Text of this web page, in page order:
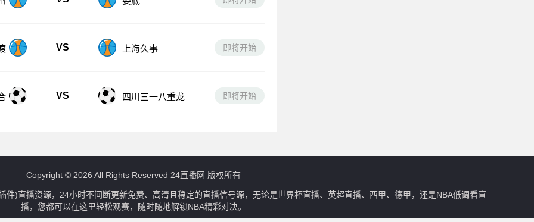
VS 上海久事 即将开始
VS 四川三一八重龙 即将开始
Copyright © 2026 All Rights Reserved 24直播网 版权所有
)直播资源，24小时不间断更新免费、高清且稳定的直播信号源，无论是世界杯直播、英超直播、西甲、德甲，还是NBA低调看直
播，您都可以在这里轻松观赛，随时随地解锁NBA精彩对决。